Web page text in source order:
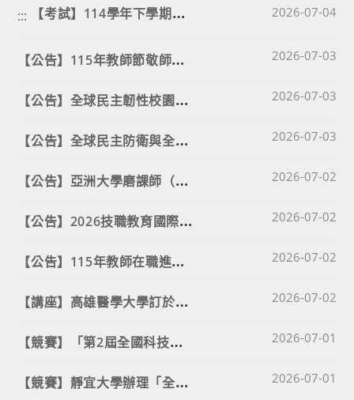
::: 【
考試】114學年下學期補考試程與座位表公告⭐⭐⭐ Post published:
2026-07-04
【
公告】115年教師節敬師徵稿活動 Post published:
2026-07-03
【
公告】全球民主韌性校園推廣計畫 Post published:
2026-07-03
【
公告】全球民主防衛與全社會韌性教師培力研習 Post published:
2026-07-03
【
公告】亞洲大學磨課師（MOOCs）線上課程 Post published:
2026-07-02
【
公告】2026技職教育國際研討會－『AI賦能之綠色技能與情緒韌性人才培育』 Post published:
2026-07-02
【
公告】115年教師在職進修專長議題增能學分班 Post published:
2026-07-02
【
講座】高雄醫學大學訂於115年8月19日(星期三)舉辦「2026暑期一日醫藥暨應用化學系體驗課程」 Post published:
2026-07-02
【
競賽】「第2屆全國科技教育鐵道模型創意競賽」 Post published:
2026-07-01
【
競賽】靜宜大學辦理「全國高中職程式設計競賽(HSPC 2026) 」 Post published:
2026-07-01